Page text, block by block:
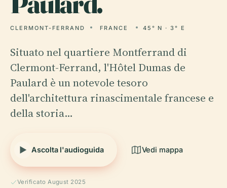
CLERMONT-FERRAND FRANCE 45° N · 3° E
Situato nel quartiere Montferrand di
Clermont-Ferrand, l'Hôtel Dumas de
Paulard è un notevole tesoro
dell'architettura rinascimentale francese e
della storia…
Ascolta l'audioguida Vedi mappa
Verificato August 2025